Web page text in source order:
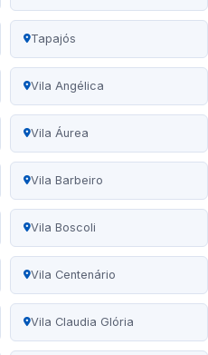
Tapajós
Vila Angélica
Vila Áurea
Vila Barbeiro
Vila Boscoli
Vila Centenário
Vila Claudia Glória